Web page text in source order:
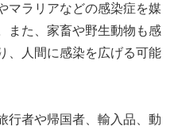
マラリアなどの感染症を媒
また、家畜や野生動物も感
、人間に感染を広げる可能
行者や帰国者、輸入品、動